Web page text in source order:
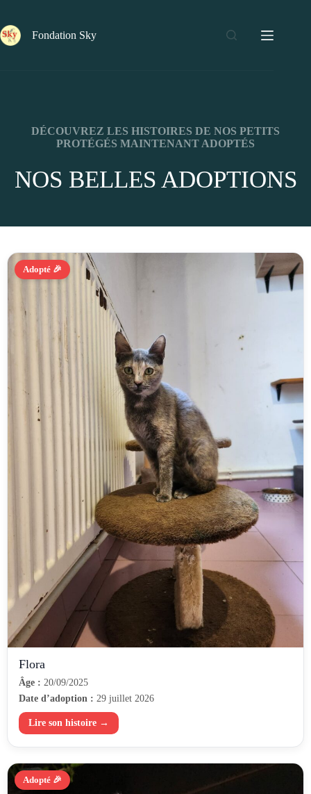
Fondation Sky
DÉCOUVREZ LES HISTOIRES DE NOS PETITS
PROTÉGÉS MAINTENANT ADOPTÉS
NOS BELLES ADOPTIONS
Adopté 🎉
Flora
Âge : 20/09/2025
Date d’adoption : 29 juillet 2026
Lire son histoire →
Adopté 🎉